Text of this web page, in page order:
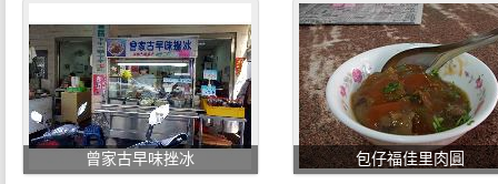
曾家古早味挫冰 包仔福佳里肉圓